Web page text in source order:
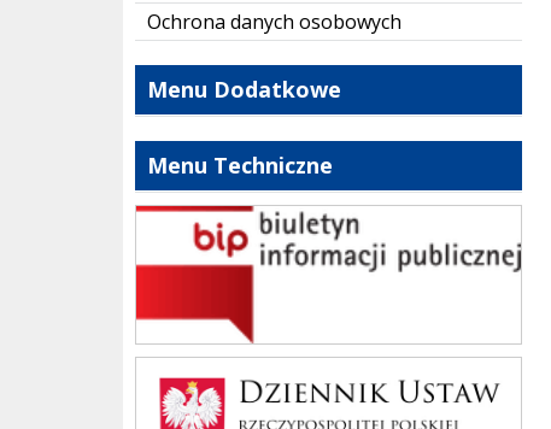
Ochrona danych osobowych
Menu Dodatkowe
Menu Techniczne
bip szkoły
Dziennik Polski